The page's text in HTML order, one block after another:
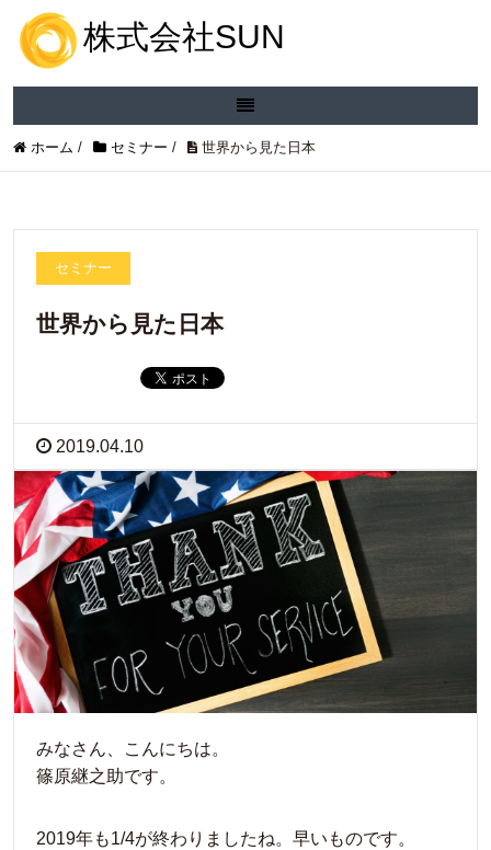
株式会社SUN
ホーム / セミナー / 世界から見た日本
セミナー
世界から見た日本
2019.04.10
みなさん、こんにちは。
篠原継之助です。
2019年も1/4が終わりましたね。早いものです。